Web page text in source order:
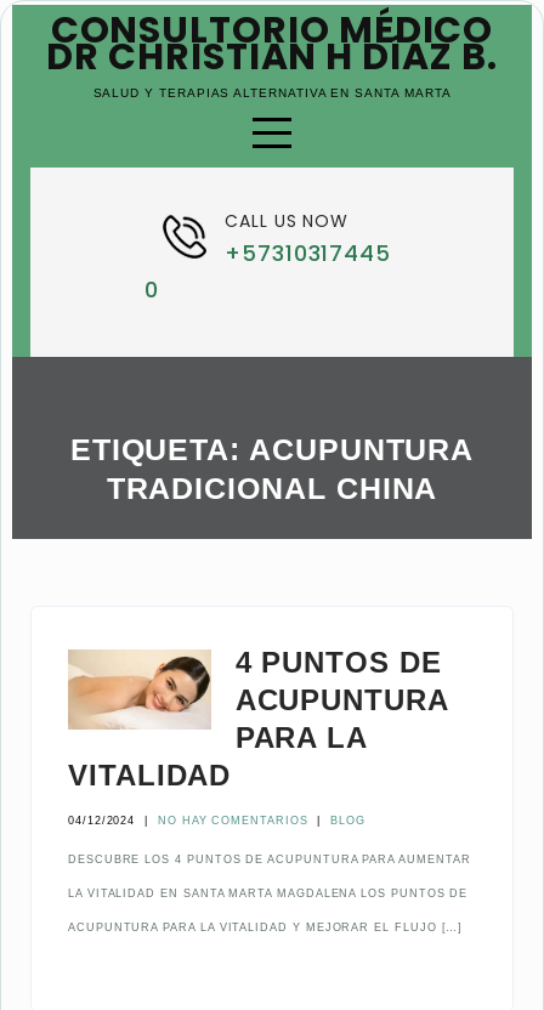
CONTENTCONSULTORIO MÉDICO
DR CHRISTIAN H DÍAZ B.
SALUD Y TERAPIAS ALTERNATIVA EN SANTA MARTA
CALL US NOW
+57310317445
0
ETIQUETA: ACUPUNTURA
TRADICIONAL CHINA
4 PUNTOS DE
ACUPUNTURA
PARA LA
VITALIDAD
04/12/2024 NO HAY COMENTARIOS BLOG
DESCUBRE LOS 4 PUNTOS DE ACUPUNTURA PARA AUMENTAR
LA VITALIDAD EN SANTA MARTA MAGDALENA LOS PUNTOS DE
ACUPUNTURA PARA LA VITALIDAD Y MEJORAR EL FLUJO […]